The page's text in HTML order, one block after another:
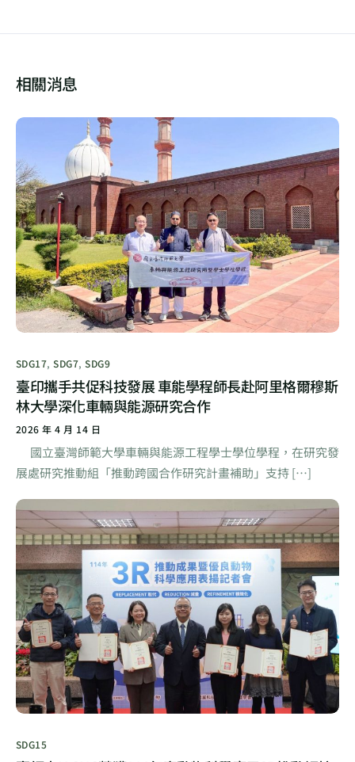
相關消息
SDG17,SDG7,SDG9
臺印攜手共促科技發展 車能學程師長赴阿里格爾穆斯
林大學深化車輛與能源研究合作
2026 年 4 月 14 日
國立臺灣師範大學車輛與能源工程學士學位學程，在研究發
展處研究推動組「推動跨國合作研究計畫補助」支持 […]
SDG15